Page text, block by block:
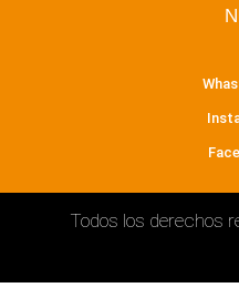
Todos los derechos